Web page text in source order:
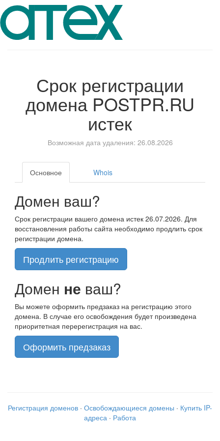
Срок регистрации
домена POSTPR.RU
истек
Возможная дата удаления: 26.08.2026
Основное Whois
Домен ваш?
Срок регистрации вашего домена истек 26.07.2026. Для
восстановления работы сайта необходимо продлить срок
регистрации домена.
Продлить регистрацию
Домен не ваш?
Вы можете оформить предзаказ на регистрацию этого
домена. В случае его освобождения будет произведена
приоритетная перерегистрация на вас.
Оформить предзаказ
Регистрация доменов · Освобождающиеся домены · Купить IP-
адреса · Работа